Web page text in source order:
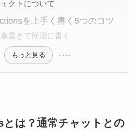
クトについて
を上手く書く5つのコツ
書きで簡潔に書く
もっと見る
は？通常チャットとの